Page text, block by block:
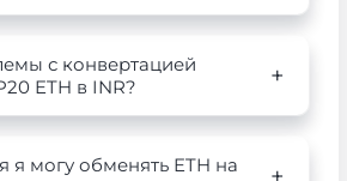
с конвертацией
ETH в INR?
я могу обменять ETH на